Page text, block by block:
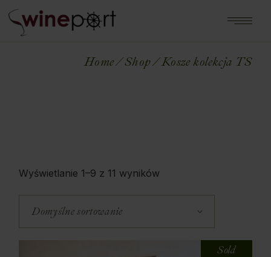
Home Shop Kosze kolekcja TS
Wyświetlanie 1–9 z 11 wyników
Domyślne sortowanie
Sold